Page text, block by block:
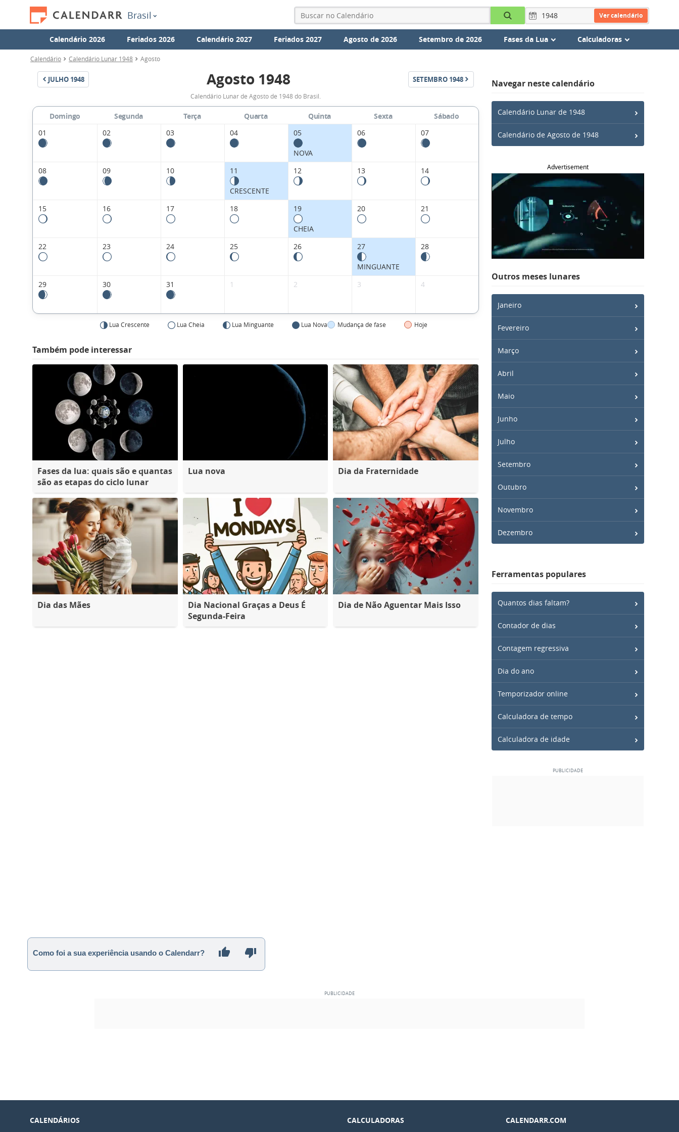
Brasil Ver calendário
Calendário 2026 Feriados 2026 Calendário 2027 Feriados 2027 Agosto de 2026 Setembro de 2026 Fases da Lua Calculadoras
Calendário Calendário Lunar 1948 Agosto
JULHO 1948
Fases
da
Lua
Agosto
Agosto 1948 SETEMBRO 1948
Calendário Lunar de Agosto de 1948 do Brasil.
Domingo Segunda Terça Quarta Quinta Sexta
Sábado
01
02 03 04 05
NOVA
06 07
08 09 10 11
CRESCENTE
12 13 14
15 16 17 18 19
CHEIA
20 21
22 23 24 25 26 27
MINGUANTE
28
29 30 31 1 2 3 4
Lua Crescente Lua Cheia Lua Minguante Lua Nova Mudança de fase Hoje
Também pode interessar
Fases da lua: quais são e quantas
são as etapas do ciclo lunar
Lua nova Dia da Fraternidade
Dia das Mães
Dia Nacional Graças a Deus É
Segunda-Feira
Dia de Não Aguentar Mais Isso
Navegar neste calendário
Calendário Lunar de 1948
Calendário de Agosto de 1948
Advertisement
Outros meses lunares
Janeiro
Fevereiro
Março
Abril
Maio
Junho
Julho
Setembro
Outubro
Novembro
Dezembro
Ferramentas populares
Quantos dias faltam?
Contador de dias
Contagem regressiva
Dia do ano
Temporizador online
Calculadora de tempo
Calculadora de idade
Como foi a sua experiência usando o Calendarr?
CALENDÁRIOS CALCULADORAS CALENDARR.COM